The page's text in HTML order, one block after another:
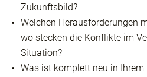
Zukunftsbild?
Welchen Herausforderungen
wo stecken die Konflikte im
Situation?
Was ist komplett neu in